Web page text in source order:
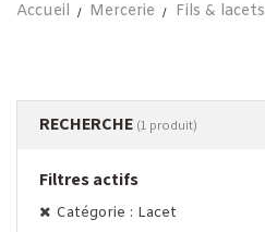
Accueil Mercerie Fils & lacets
RECHERCHE (1 produit)
Filtres actifs
Catégorie : Lacet